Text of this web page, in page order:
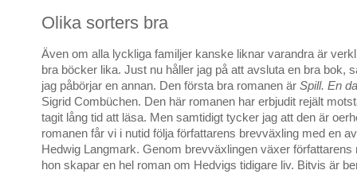
Olika sorters bra
Även om alla lyckliga familjer kanske liknar varandra är
bra böcker lika. Just nu håller jag på att avsluta en bra bok,
jag påbörjar en annan. Den första bra romanen är Spill. En
Sigrid Combüchen. Den här romanen har erbjudit rejält
tagit lång tid att läsa. Men samtidigt tycker jag att den är
romanen får vi i nutid följa författarens brevväxling med en
Hedwig Langmark. Genom brevväxlingen växer författarens
hon skapar en hel roman om Hedvigs tidigare liv. Bitvis är